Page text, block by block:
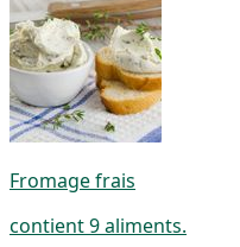
Fromage frais
contient 9 aliments.